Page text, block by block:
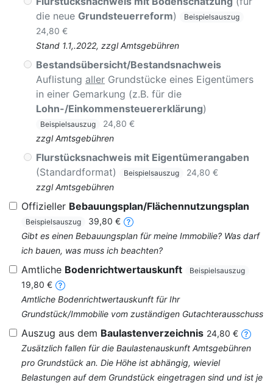
die neue Grundsteuerreform) Beispielsauszug
24,80 €
Stand 1.1,.2022, zzgl Amtsgebühren
Bestandsübersicht/Bestandsnachweis
Auflistung aller Grundstücke eines Eigentümers
in einer Gemarkung (z.B. für die
Lohn-/Einkommensteuererklärung)
Beispielsauszug
24,80 €
zzgl Amtsgebühren
Flurstücksnachweis mit Eigentümerangaben
(Standardformat)
Beispielsauszug
24,80 €
zzgl Amtsgebühren
Offizieller Bebauungsplan/Flächennutzungsplan
Beispielsauszug
39,80 €
Gibt es einen Bebauungsplan für meine Immobilie? Was darf
ich bauen, was muss ich beachten?
Amtliche Bodenrichtwertauskunft Beispielsauszug
19,80 €
Amtliche Bodenrichtwertauskunft für Ihr
Grundstück/Immobilie vom zuständigen Gutachterausschuss
Auszug aus dem Baulastenverzeichnis 24,80 €
Zusätzlich fallen für die Baulastenauskunft Amtsgebühren
pro Grundstück an. Die Höhe ist abhängig, wieviel
Belastungen auf dem Grundstück eingetragen sind und ist je